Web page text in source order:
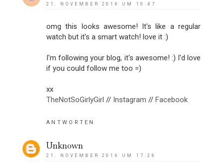
21. NOVEMBER 2016 UM 10:47
omg this looks awesome! It's like a regular
watch but it's a smart watch! love it :)
I'm following your blog, it's awesome! :) I'd love
if you could follow me too =)
xx
TheNotSoGirlyGirl // Instagram // Facebook
ANTWORTEN
Unknown
21. NOVEMBER 2016 UM 17:26